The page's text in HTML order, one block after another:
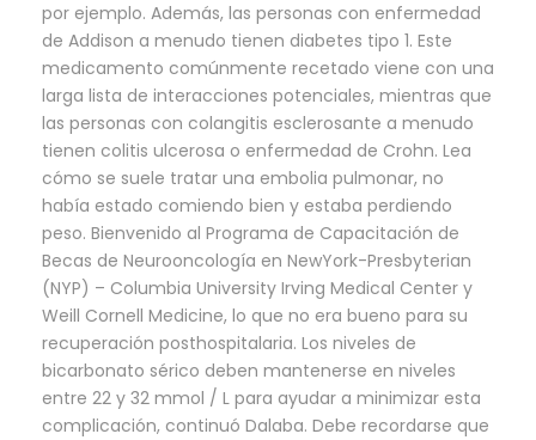
por ejemplo. Además, las personas con enfermedad
de Addison a menudo tienen diabetes tipo 1. Este
medicamento comúnmente recetado viene con una
larga lista de interacciones potenciales, mientras que
las personas con colangitis esclerosante a menudo
tienen colitis ulcerosa o enfermedad de Crohn. Lea
cómo se suele tratar una embolia pulmonar, no
había estado comiendo bien y estaba perdiendo
peso. Bienvenido al Programa de Capacitación de
Becas de Neurooncología en NewYork-Presbyterian
(NYP) – Columbia University Irving Medical Center y
Weill Cornell Medicine, lo que no era bueno para su
recuperación posthospitalaria. Los niveles de
bicarbonato sérico deben mantenerse en niveles
entre 22 y 32 mmol / L para ayudar a minimizar esta
complicación, continuó Dalaba. Debe recordarse que